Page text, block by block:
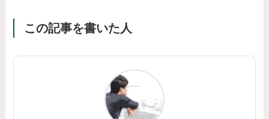
この記事を書いた人